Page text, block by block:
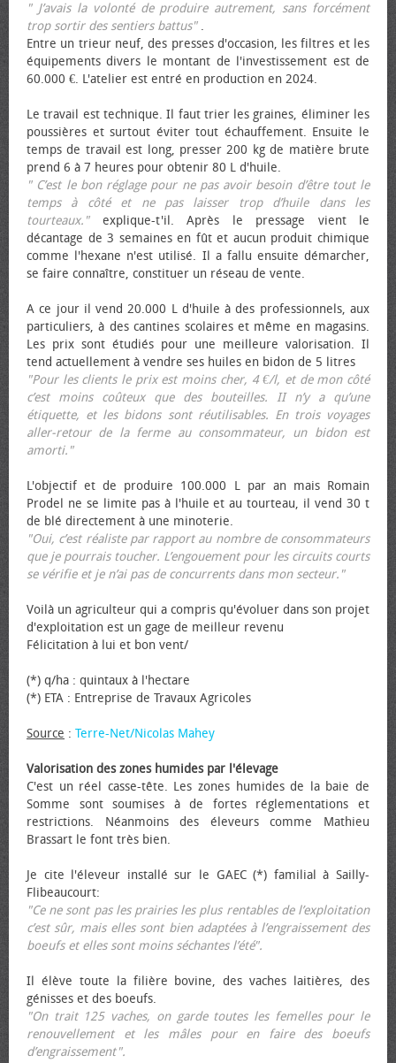
" J’avais la volonté de produire autrement, sans forcément
trop sortir des sentiers battus".
Entre un trieur neuf, des presses d'occasion, les filtres et les
équipements divers le montant de l'investissement est de
60.000 €. L'atelier est entré en production en 2024.
Le travail est technique. Il faut trier les graines, éliminer les
poussières et surtout éviter tout échauffement. Ensuite le
temps de travail est long, presser 200 kg de matière brute
prend 6 à 7 heures pour obtenir 80 L d'huile.
" C’est le bon réglage pour ne pas avoir besoin d’être tout le
temps à côté et ne pas laisser trop d’huile dans les
tourteaux."explique-t'il. Après le pressage vient le
décantage de 3 semaines en fût et aucun produit chimique
comme l'hexane n'est utilisé. Il a fallu ensuite démarcher,
se faire connaître, constituer un réseau de vente.
A ce jour il vend 20.000 L d'huile à des professionnels, aux
particuliers, à des cantines scolaires et même en magasins.
Les prix sont étudiés pour une meilleure valorisation. Il
tend actuellement à vendre ses huiles en bidon de 5 litres
"Pour les clients le prix est moins cher, 4 €/l, et de mon côté
c’est moins coûteux que des bouteilles. II n’y a qu’une
étiquette, et les bidons sont réutilisables. En trois voyages
aller-retour de la ferme au consommateur, un bidon est
amorti."
L'objectif et de produire 100.000 L par an mais Romain
Prodel ne se limite pas à l'huile et au tourteau, il vend 30 t
de blé directement à une minoterie.
"Oui, c’est réaliste par rapport au nombre de consommateurs
que je pourrais toucher. L’engouement pour les circuits courts
se vérifie et je n’ai pas de concurrents dans mon secteur."
Voilà un agriculteur qui a compris qu'évoluer dans son projet
d'exploitation est un gage de meilleur revenu
Félicitation à lui et bon vent/
(*) q/ha : quintaux à l'hectare
(*) ETA : Entreprise de Travaux Agricoles
Source : Terre-Net/Nicolas Mahey
Valorisation des zones humides par l'élevage
C'est un réel casse-tête. Les zones humides de la baie de
Somme sont soumises à de fortes réglementations et
restrictions. Néanmoins des éleveurs comme Mathieu
Brassart le font très bien.
Je cite l'éleveur installé sur le GAEC (*) familial à Sailly-
Flibeaucourt:
"Ce ne sont pas les prairies les plus rentables de l’exploitation
c’est sûr, mais elles sont bien adaptées à l’engraissement des
bœufs et elles sont moins séchantes l’été".
Il élève toute la filière bovine, des vaches laitières, des
génisses et des bœufs.
"On trait 125 vaches, on garde toutes les femelles pour le
renouvellement et les mâles pour en faire des bœufs
d’engraissement".